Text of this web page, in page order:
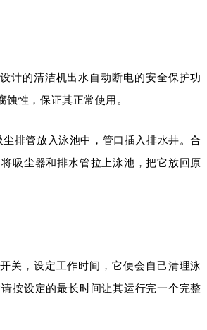
计的清洁机出水自动断电的安全保护功
性，保证其正常使用。
排管放入泳池中，管口插入排水井。合
吸尘器和排水管拉上泳池，把它放回原
关，设定工作时间，它便会自己清理泳
按设定的最长时间让其运行完一个完整